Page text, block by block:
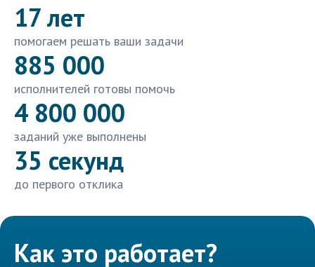
17 лет
помогаем решать ваши задачи
885 000
исполнителей готовы помочь
4 800 000
заданий уже выполнены
35 секунд
до первого отклика
Как это работает?